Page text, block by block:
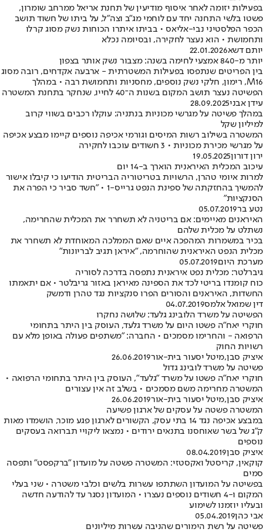
בפעילות יזומה לאחר איסוף מודיעין של תחנת אריאל ממרחב שומרון,
פשטו בלשי התחנה יחד עם לוחמי מג"ב וצה"ל, על ביתו של חשוד תושב
הכפר הפלסטיני נבי-אליאס • בביתו איתרו הכוחות נשק מסוג קרלו
ותחמושת • הוא נעצר לחקירה, ובסיומה נכלא
יותם דשא22.01.2026
יותר מ-840 אמצעי לחימה בשנה: מצבור נשק אותר בצפון
בין הפריטים שנתפסו בפעילות המשטרתית - ארבעה אקדחים, רובה מסוג
M16, רימון, חלקי נשק נוספים, מחסניות ותחמושת רבה • במהלך
הפשיטה נעצר תושב המקום בשנות ה־40 לחייו, שנחקר בתחנת המשטרה
עידן אבני28.09.2025
במהלך פשיטה על מגרשי מכוניות בנתניה: עוקלו רכבים בשווי קרוב
למיליון שקל
המשטרה בשילוב רשות המיסים וגורמי אכיפה נוספים קיימו מבצע אכיפה
על מגרשי מכירת מכוניות • 3 חשודים עוכבו לחקירה
ירון דורון19.05.2025
עיכוב המכלית האיראנית הוארך ב-14 יום
למרות איומי טהרן, הרשויות בטריטוריה הבריטית הודיעו כי קיבלו אישור
להמשיך בהחזקתה של ספינת הנפט גרייס-1 • "חשד סביר כי הפרה את
הסנקציות"
נטע בר05.07.2019
האיראנים מאיימים: אם בריטניה לא תשחרר את המכלית שהחרימה,
נשתלט על מכלית שלהם
בכיר במשמרות המהפכה איים שאם הממלכה המאוחדת לא תשחרר את
מכלית הנפט האיראנית שהוחרמה, "איראן תגיב לבריונות"
מערכת היום05.07.2019
גיברלטר: מכלית נפט איראנית נתפסה בדרכה לסוריה
כוח קומנדו בריטי לכד את הספינה מאיראן באזור גריבלטר • אם יתאמתו
החשדות, האיראנים והסורים הפרו סנקציות נגד טהרן ודמשק
דין שמואל אלמס04.07.2019
הפשיטה על משרד הלובינג גלעד: שלושה נחקרו
חוקרי יאח"ה פשטו היום על משרד גלעד, העוסק בין היתר בתחומי
הרפואה - והחרימו מסמכים • החברה: "משתפים פעולה באופן מלא עם
רשויות החוק
איציק סבן,מיטל יסעור בית-אור26.06.2019
פשיטה על משרד לובינג גדול
חוקרי יאח"ה פשטו על משרד "גלעד", העוסק בין היתר בתחומי הרפואה •
המשטרה מחרימה משם מסמכים • בשלב זה אין עצורים
איציק סבן,מיטל יסעור בית-אור26.06.2019
המשטרה פשטה על עסקים של ארגון פשיעה
במבצע אכיפה נגד 14 בתי עסק, הקשורים לארגון פגע מוכר, הושמדו מאות
ק"ג של בשר שאוחסנו בתנאים ירודים • נמצאו ליקויי תברואה בעסקים
נוספים
איציק סבן08.04.2019
קוקאין, קריסטל ואקסטזי: המשטרה פשטה על מועדון "ברקפסט" ותפסה
סמים
בפשיטה על המועדון השתתפו עשרות בלשים וכלבי משטרה • שני בעלי
המקום ו-4 חשודים נוספים נעצרו • המועדון נסגר עד להודעה חדשה
ובעליו יוזמנו לשימוע
אבי כהן05.04.2019
פשיטה על רשת הימורים שהניבה עשרות מיליונים